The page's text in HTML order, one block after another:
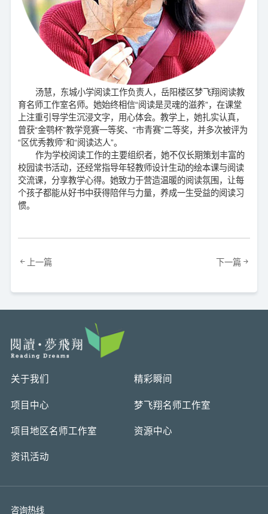
汤慧，东城小学阅读工作负责人，岳阳楼区梦飞翔阅读教
育名师工作室名师。她始终相信“阅读是灵魂的滋养”，在课堂
上注重引导学生沉浸文字，用心体会。教学上，她扎实认真，
曾获“金鹗杯”教学竞赛一等奖、“市青赛”二等奖，并多次被评为
“区优秀教师”和“阅读达人”。
作为学校阅读工作的主要组织者，她不仅长期策划丰富的
校园读书活动，还经常指导年轻教师设计生动的绘本课与阅读
交流课，分享教学心得。她致力于营造温暖的阅读氛围，让每
个孩子都能从好书中获得陪伴与力量，养成一生受益的阅读习
惯。
上一篇 下一篇
关于我们 精彩瞬间
项目中心 梦飞翔名师工作室
项目地区名师工作室 资源中心
资讯活动
咨询热线